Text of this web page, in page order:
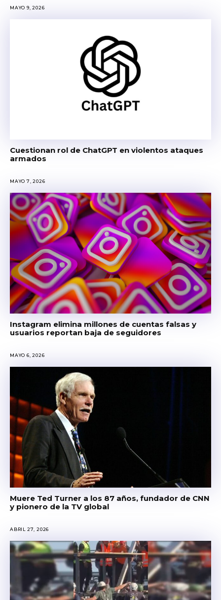
MAYO 9, 2026
Cuestionan rol de ChatGPT en violentos ataques
armados
MAYO 7, 2026
Instagram elimina millones de cuentas falsas y
usuarios reportan baja de seguidores
MAYO 6, 2026
Muere Ted Turner a los 87 años, fundador de CNN
y pionero de la TV global
ABRIL 27, 2026